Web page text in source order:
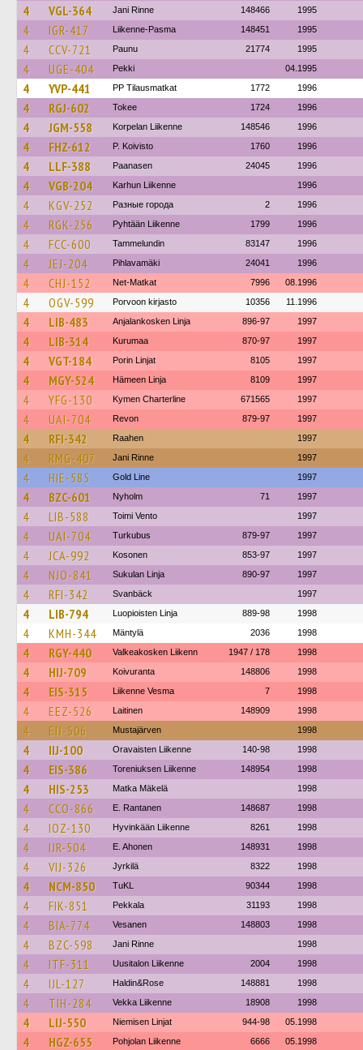
4 VGL-364 Jani Rinne 148466 1995
4 IGR-417 Liikenne-Pasma 148451 1995
4 CCV-721 Paunu 21774 1995
4 UGE-404 Pekki 04.1995
4 YVP-441 PP Tilausmatkat 1772 1996
4 RGJ-602 Tokee 1724 1996
4 JGM-558 Korpelan Liikenne 148546 1996
4 FHZ-612 P. Koivisto 1760 1996
4 LLF-388 Paanasen 24045 1996
4 VGB-204 Karhun Liikenne 1996
4 KGV-252 Разные города 2 1996
4 RGK-256 Pyhtään Liikenne 1799 1996
4 FCC-600 Tammelundin 83147 1996
4 JEJ-204 Pihlavamäki 24041 1996
4 CHJ-152 Net-Matkat 7996 08.1996
4 OGV-599 Porvoon kirjasto 10356 11.1996
4 LIB-483 Anjalankosken Linja 896-97 1997
4 LIB-314 Kurumaa 870-97 1997
4 VGT-184 Porin Linjat 8105 1997
4 MGY-524 Hämeen Linja 8109 1997
4 YFG-130 Kymen Charterline 671565 1997
4 UAI-704 Revon 879-97 1997
4 RFI-342 Raahen 1997
4 RMG-407 Jani Rinne 1997
4 HIE-585 Gold Line 1997
4 BZC-601 Nyholm 71 1997
4 LIB-588 Toimi Vento 1997
4 UAI-704 Turkubus 879-97 1997
4 JCA-992 Kosonen 853-97 1997
4 NJO-841 Sukulan Linja 890-97 1997
4 RFI-342 Svanbäck 1997
4 LIB-794 Luopioisten Linja 889-98 1998
4 KMH-344 Mäntylä 2036 1998
4 RGY-440 Valkeakosken Liikenn 1947 / 178 1998
4 HIJ-709 Koivuranta 148806 1998
4 EIS-315 Liikenne Vesma 7 1998
4 EEZ-526 Laitinen 148909 1998
4 EIJ-506 Mustajärven 1998
4 IIJ-100 Oravaisten Liikenne 140-98 1998
4 EIS-386 Toreniuksen Liikenne 148954 1998
4 HIS-253 Matka Mäkelä 1998
4 CCO-866 E. Rantanen 148687 1998
4 IOZ-130 Hyvinkään Liikenne 8261 1998
4 IJR-504 E. Ahonen 148931 1998
4 VIJ-326 Jyrkilä 8322 1998
4 NCM-850 TuKL 90344 1998
4 FIK-851 Pekkala 31193 1998
4 BIA-774 Vesanen 148803 1998
4 BZC-598 Jani Rinne 1998
4 ITF-311 Uusitalon Liikenne 2004 1998
4 IJL-127 Haldin&Rose 148881 1998
4 TIH-284 Vekka Liikenne 18908 1998
4 LIJ-550 Niemisen Linjat 944-98 05.1998
4 HGZ-655 Pohjolan Liikenne 6666 05.1998